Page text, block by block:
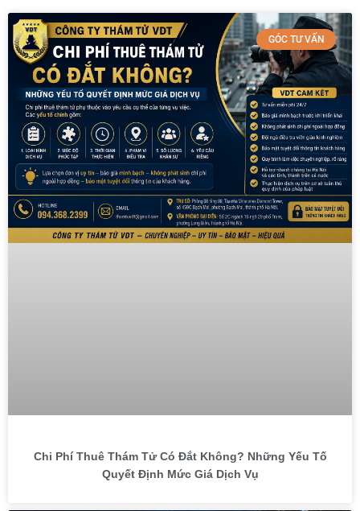
GÓC TƯ VẤN
Chi Phí Thuê Thám Tử Có Đắt Không? Những Yếu Tố
Quyết Định Mức Giá Dịch Vụ